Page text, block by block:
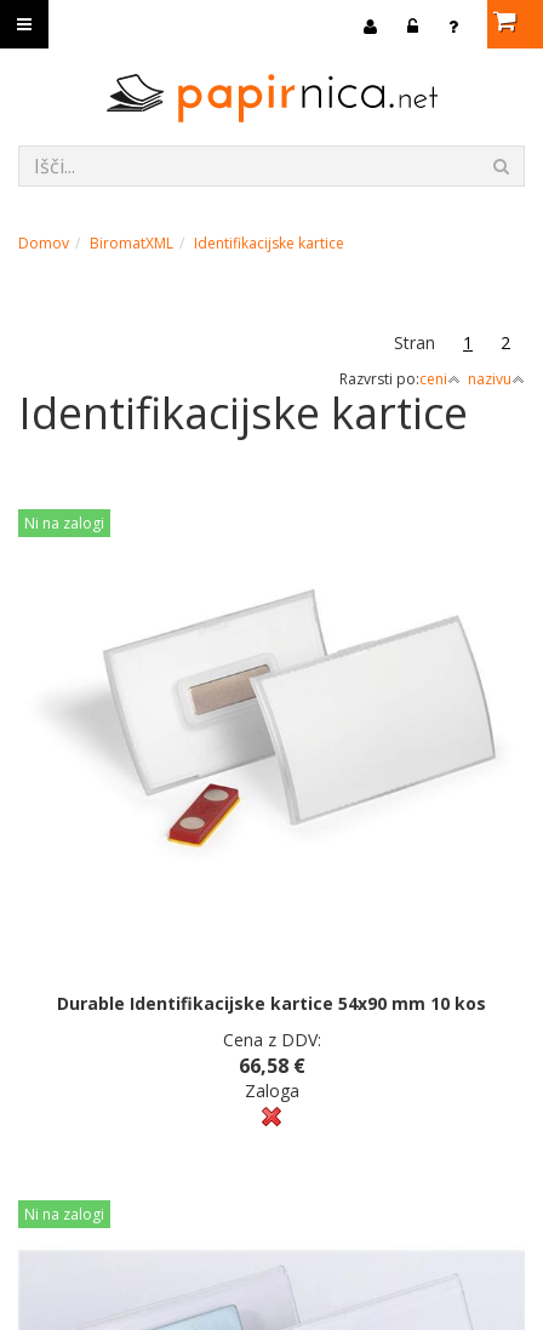
Domov BiromatXML Identifikacijske kartice
Stran 1 2
Razvrsti po:ceni nazivu
Identifikacijske kartice
Ni na zalogi
Durable Identifikacijske kartice 54x90 mm 10 kos
Cena z DDV:
66,58 €
Zaloga
Ni na zalogi